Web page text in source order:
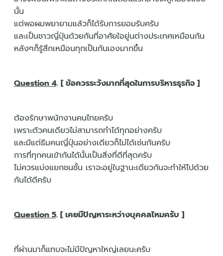
นั้น
แต่พอผมพยายามแล้วก็ได้รับการยอมรับครับ
และเป็นชาวญี่ปุ่นด้วยกันที่อาศัยใอยู่นต่างประเทศเหมือนกัน
หลังๆก็รู้สึกเหมือนทุกเป็นกันเองมากขึ้น
Question 4. [ ข้อควรระวังมากที่สุดในการบริหารธุรกิจ ]
ต้องรักษาพนักงานคนไทยครับ
เพราะตัวคนเดียวไม่สามารถทำได้ทุกอย่างครับ
และมีแต่ธีมคนญี่ปุ่นอย่างเดียวก็ไม่ได้เช่นกันครับ
การที่ทุกคนเข้ากันได้นั้นเป็นสิ่งที่ดีที่สุดครับ
ไม่ควรแบ่งแยกชนชั้น เราจะอยู่ในฐานะเดียวกันจะทำให้ไปด้วย
กันได้ดีครับ
Question 5. [ เคยมีปัญหาระหว่างบุคคลไหมครับ ]
ที่ผ่านมาก็แทบจะไม่มีปัญหาใหญ่เลยนะครับ